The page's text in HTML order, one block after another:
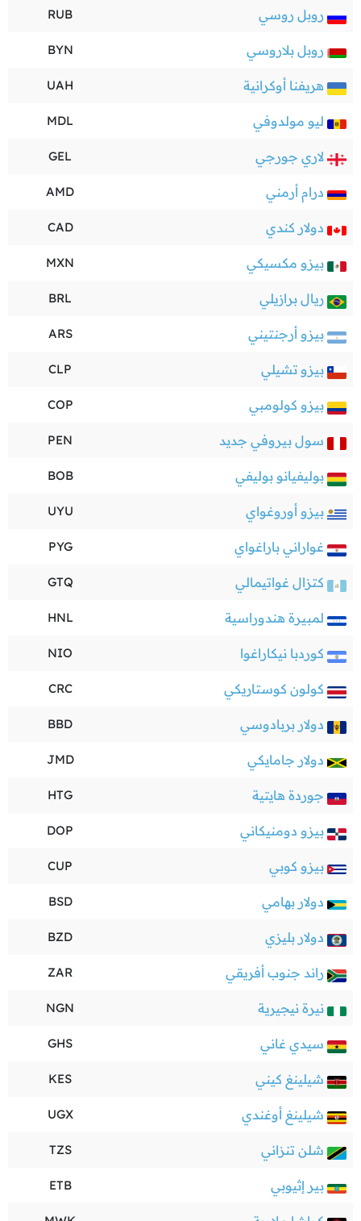
روبل روسي RUB
روبل بلاروسي BYN
هريفنا أوكرانية UAH
ليو مولدوفي MDL
لاري جورجي GEL
درام أرمني AMD
دولار كندي CAD
بيزو مكسيكي MXN
ريال برازيلي BRL
بيزو أرجنتيني ARS
بيزو تشيلي CLP
بيزو كولومبي COP
سول بيروفي جديد PEN
بوليفيانو بوليفي BOB
بيزو أوروغواي UYU
غواراني باراغواي PYG
كتزال غواتيمالي GTQ
لمبيرة هندوراسية HNL
كوردبا نيكاراغوا NIO
كولون كوستاريكي CRC
دولار بربادوسي BBD
دولار جامايكي JMD
جوردة هايتية HTG
بيزو دومنيكاني DOP
بيزو كوبي CUP
دولار بهامي BSD
دولار بليزي BZD
راند جنوب أفريقي ZAR
نيرة نيجيرية NGN
سيدي غاني GHS
شيلينغ كيني KES
شيلينغ أوغندي UGX
شلن تنزاني TZS
بير إثيوبي ETB